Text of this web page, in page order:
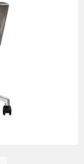
thiệu
Phát
phẩm